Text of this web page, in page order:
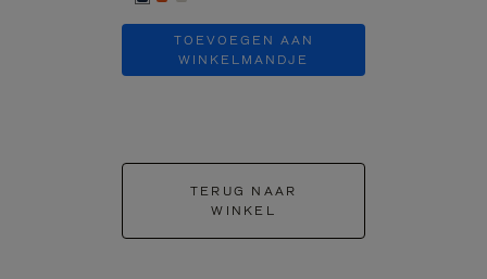
TOEVOEGEN AAN
WINKELMANDJE
TERUG NAAR
WINKEL